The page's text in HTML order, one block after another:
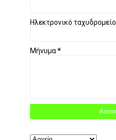
Ηλεκτρονικό ταχυδρομείο
Μήνυμα*